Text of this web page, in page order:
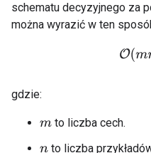
schematu decyzyjnego za
można wyrazić w ten
O(m
gdzie:
m to liczba cech.
nto liczba